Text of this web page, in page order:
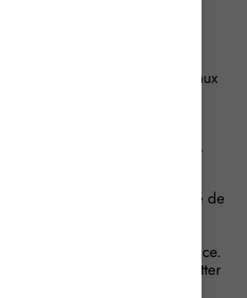
en Ile-de-France :
sous conditions…
est propriétaire de locaux
qu’elle donne en location à
Suite à un contrôle
lui réclame le paiement de la
et les locaux en Ile-de-
conteste : elle est propriétaire de
(salles de cours). Or ce
nature, exonéré de taxe
et les locaux en Ile-de-France.
conteste devoir s’acquitter